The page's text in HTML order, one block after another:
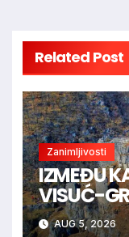
Related Post
Zanimljivosti
IZMEĐU
VISUĆ-
KRALJICE
AUG 5, 2026